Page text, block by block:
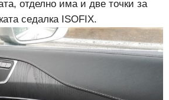
отделно има и две точки за
седалка ISOFIX.